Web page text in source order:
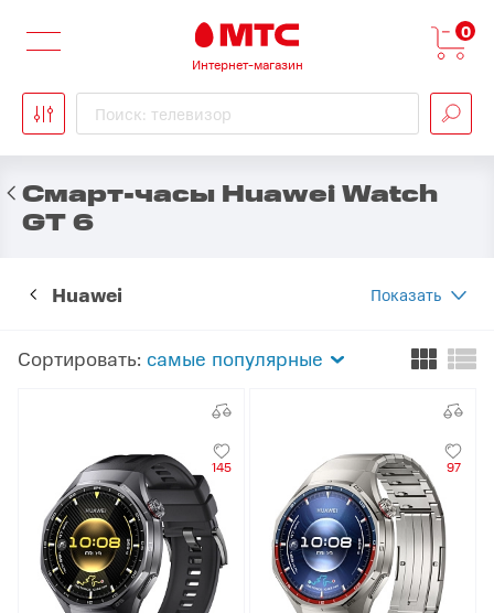
Интернет-магазин
Поиск: телевизор
0
Смарт-часы Huawei Watch
GT 6
Huawei Показать
Сортировать: самые популярные
145 97